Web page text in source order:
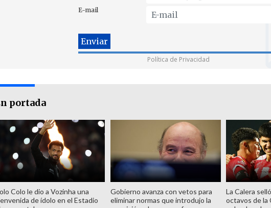
E-mail
Política de Privacidad
portada
Colo le dio a Vozinha una
de ídolo en el Estadio
Gobierno avanza con vetos para
eliminar normas que introdujo la
La Calera
octavos de la